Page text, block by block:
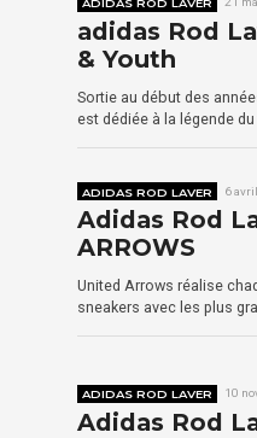
adidas Rod
& Youth
Sortie au début des
est dédiée à la légende du
ADIDAS ROD LAVER 6
Adidas Rod
ARROWS
United Arrows réalise
sneakers avec les plus
ADIDAS ROD LAVER 10
Adidas Rod